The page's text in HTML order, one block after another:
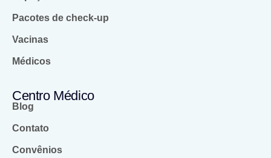
Pacotes de check-up
Vacinas
Médicos
Centro Médico
Blog
Contato
Convênios